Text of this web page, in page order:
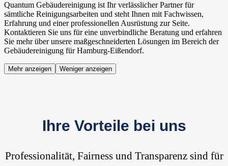
Quantum Gebäudereinigung ist Ihr verlässlicher Partner für
sämtliche Reinigungsarbeiten und steht Ihnen mit Fachwissen,
Erfahrung und einer professionellen Ausrüstung zur Seite.
Kontaktieren Sie uns für eine unverbindliche Beratung und erfahren
Sie mehr über unsere maßgeschneiderten Lösungen im Bereich der
Gebäudereinigung für Hamburg-Eißendorf.
Mehr anzeigen Weniger anzeigen
Ihre Vorteile bei uns
Professionalität, Fairness und Transparenz sind für